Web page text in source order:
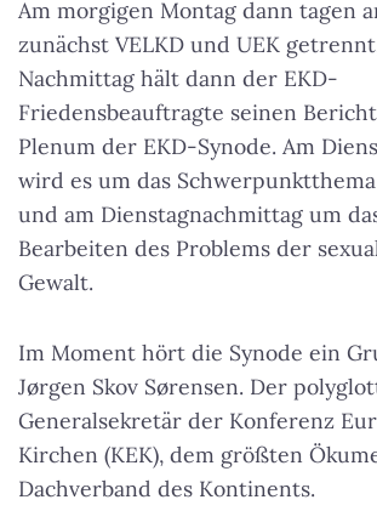
Am morgigen Montag dann tagen
zunächst VELKD und UEK
Nachmittag hält dann der EKD-
Friedensbeauftragte seinen
Plenum der EKD-Synode. Am
wird es um das
und am Dienstagnachmittag um
Bearbeiten des Problems der
Gewalt.
Im Moment hört die Synode ein
Jørgen Skov Sørensen. Der
Generalsekretär der Konferenz
Kirchen (KEK), dem größten
Dachverband des Kontinents.